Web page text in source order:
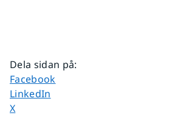
Dela sidan på:
Dela sidan på
Facebook
Dela sidan på
LinkedIn
Dela sidan på
X